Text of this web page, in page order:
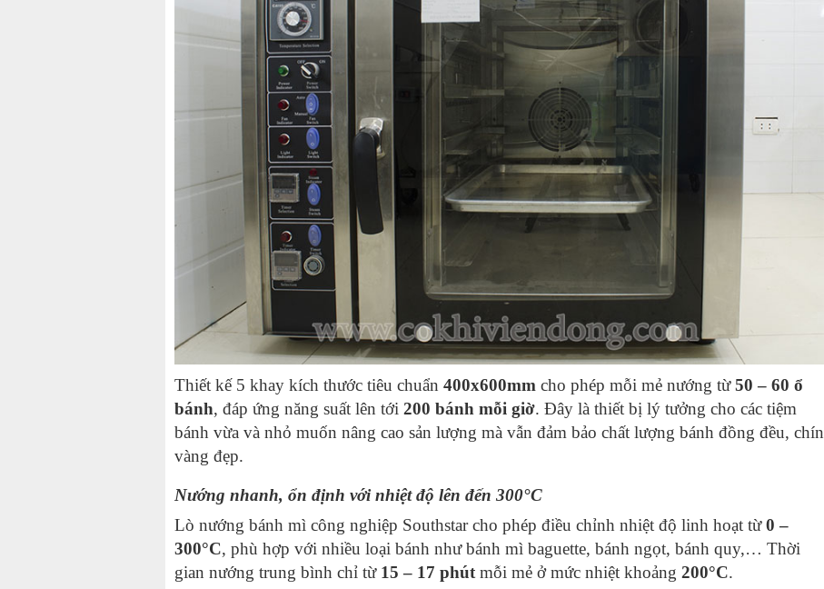
Thiết kế 5 khay kích thước tiêu chuẩn 400x600mm cho phép mỗi mẻ nướng từ50 – 60 ổ
bánh, đáp ứng năng suất lên tới 200 bánh mỗi giờ. Đây là thiết bị lý tưởng cho các tiệm
bánh vừa và nhỏ muốn nâng cao sản lượng mà vẫn đảm bảo chất lượng bánh đồng đều, chín
vàng đẹp.
Nướng nhanh, ổn định với nhiệt độ lên đến 300°C
Lò nướng bánh mì công nghiệp Southstar cho phép điều chỉnh nhiệt độ linh hoạt từ0 –
300°C, phù hợp với nhiều loại bánh như bánh mì baguette, bánh ngọt, bánh quy,… Thời
gian nướng trung bình chỉ từ15 – 17 phút mỗi mẻ ở mức nhiệt khoảng 200°C.